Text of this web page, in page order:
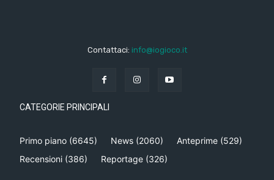
Contattaci: info@iogioco.it
CATEGORIE PRINCIPALI
Primo piano (6645) News (2060) Anteprime (529)
Recensioni (386) Reportage (326)